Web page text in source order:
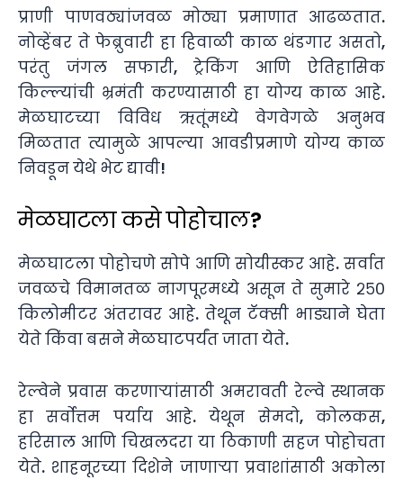
प्राणी पाणवठ्यांजवळ मोठ्या प्रमाणात आढळतात.
नोव्हेंबर ते फेब्रुवारी हा हिवाळी काळ थंडगार असतो,
परंतु जंगल सफारी, ट्रेकिंग आणि ऐतिहासिक
किल्ल्यांची भ्रमंती करण्यासाठी हा योग्य काळ आहे.
मेळघाटच्या विविध ऋतूंमध्ये वेगवेगळे अनुभव
मिळतात त्यामुळे आपल्या आवडीप्रमाणे योग्य काळ
निवडून येथे भेट द्यावी!
मेळघाटला कसे पोहोचाल?
मेळघाटला पोहोचणे सोपे आणि सोयीस्कर आहे. सर्वात
जवळचे विमानतळ नागपूरमध्ये असून ते सुमारे २५०
किलोमीटर अंतरावर आहे. तेथून टॅक्सी भाड्याने घेता
येते किंवा बसने मेळघाटपर्यंत जाता येते.
रेल्वेने प्रवास करणाऱ्यांसाठी अमरावती रेल्वे स्थानक
हा सर्वोत्तम पर्याय आहे. येथून सेमदो, कोलकस,
हरिसाल आणि चिखलदरा या ठिकाणी सहज पोहोचता
येते. शाहनूरच्या दिशेने जाणाऱ्या प्रवाशांसाठी अकोला